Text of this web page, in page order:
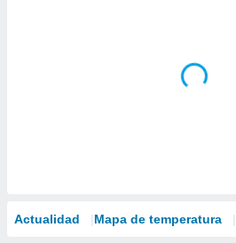
Actualidad Mapa de temperatura